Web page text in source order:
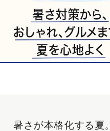
暑さが本格化する夏。